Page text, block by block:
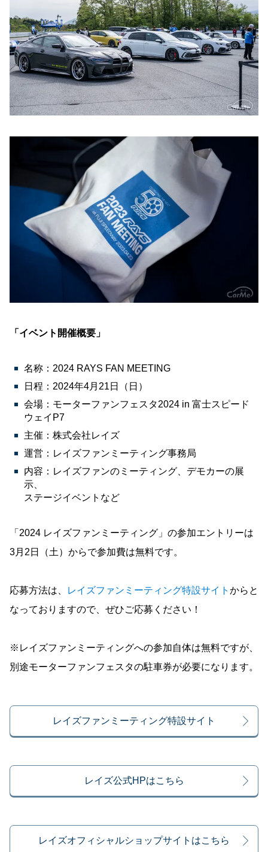
「イベント開催概要」
名称：2024 RAYS FAN MEETING
日程：2024年4月21日（日）
会場：モーターファンフェスタ2024 in 富士スピード
ウェイP7
主催：株式会社レイズ
運営：レイズファンミーティング事務局
内容：レイズファンのミーティング、デモカーの展
示、
ステージイベントなど
「2024 レイズファンミーティング」の参加エントリーは
3月2日（土）からで参加費は無料です。
応募方法は、 レイズファンミーティング特設サイト からと
なっておりますので、ぜひご応募ください！
※レイズファンミーティングへの参加自体は無料ですが、
別途モーターファンフェスタの駐車券が必要になります。
レイズファンミーティング特設サイト
レイズ公式HPはこちら
レイズオフィシャルショップサイトはこちら